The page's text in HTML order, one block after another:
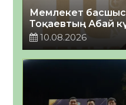
Мемлекет
Тоқаевтың Абай
10.08.2026